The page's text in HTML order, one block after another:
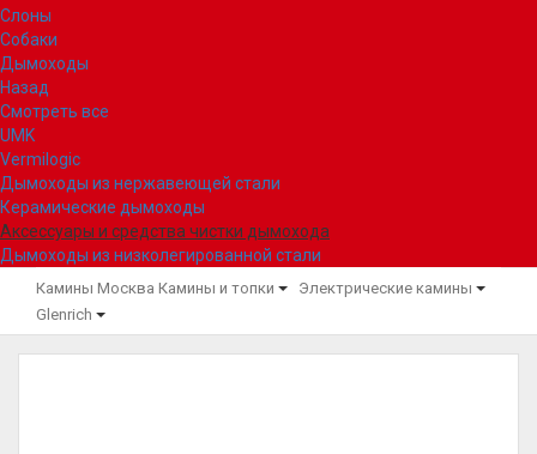
Слоны
Собаки
Дымоходы
Назад
Смотреть все
UMK
Vermilogic
Дымоходы из нержавеющей стали
Керамические дымоходы
Аксессуары и средства чистки дымохода
Дымоходы из низколегированной стали
Камины Москва Камины и топки
Электрические камины
Glenrich